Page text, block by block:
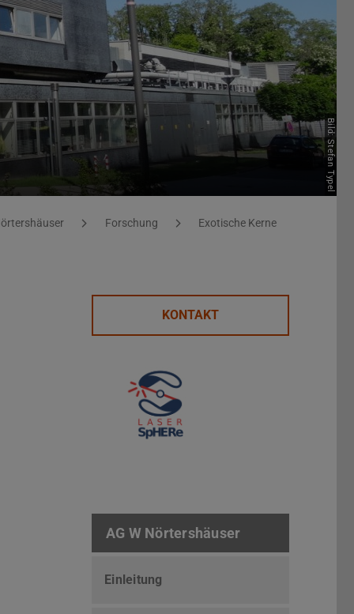
Bild: Stefan Typel
Forschung Exotische Kerne
KONTAKT
AG W Nörtershäuser
Einleitung